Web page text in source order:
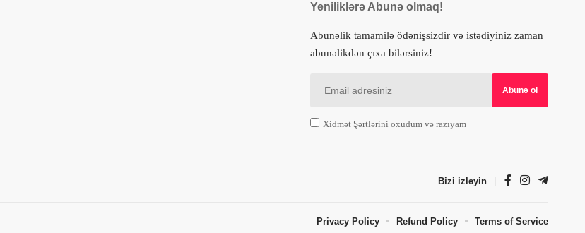
Yeniliklərə Abunə olmaq!
Abunəlik tamamilə ödənişsizdir və istədiyiniz zaman
abunəlikdən çıxa bilərsiniz!
Xidmət Şərtlərini oxudum və razıyam
Bizi izləyin
Privacy Policy Refund Policy Terms of Service